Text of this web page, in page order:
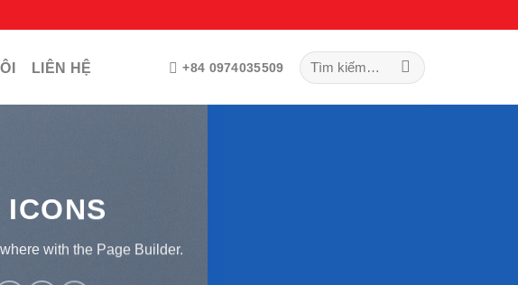
LIÊN HỆ +84 0974035509
Tìm
kiếm:
with the Page Builder.